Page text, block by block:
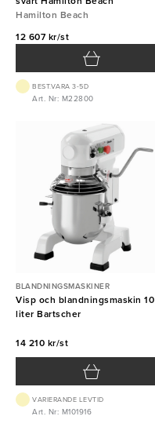
Hamilton Beach
12 607 kr/st
BEST.VARA 3-5D
Art. Nr: M22800
BLANDNINGSMASKINER
Visp och blandningsmaskin 10
liter Bartscher
14 210 kr/st
VARIERANDE LEVTID
Art. Nr: M101916